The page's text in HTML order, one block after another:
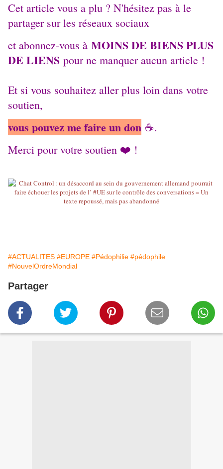
Cet article vous a plu ? N'hésitez pas à le
partager sur les réseaux sociaux
et abonnez-vous à MOINS DE BIENS PLUS
DE LIENS pour ne manquer aucun article !
Et si vous souhaitez aller plus loin dans votre
soutien,
vous pouvez me faire un don ☕️.
Merci pour votre soutien ❤️ !
#ACTUALITES #EUROPE #Pédophilie #pédophile
#NouvelOrdreMondial
Partager